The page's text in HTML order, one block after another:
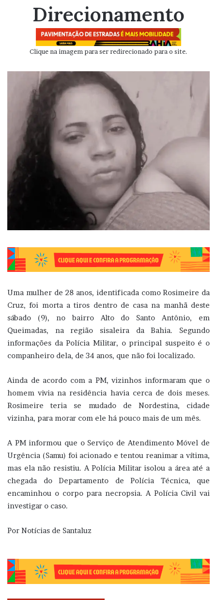
Direcionamento
Clique na imagem para ser redirecionado para o site.
Uma mulher de 28 anos, identificada como Rosimeire da
Cruz, foi morta a tiros dentro de casa na manhã deste
sábado (9), no bairro Alto do Santo Antônio, em
Queimadas, na região sisaleira da Bahia. Segundo
informações da Polícia Militar, o principal suspeito é o
companheiro dela, de 34 anos, que não foi localizado.
Ainda de acordo com a PM, vizinhos informaram que o
homem vivia na residência havia cerca de dois meses.
Rosimeire teria se mudado de Nordestina, cidade
vizinha, para morar com ele há pouco mais de um mês.
A PM informou que o Serviço de Atendimento Móvel de
Urgência (Samu) foi acionado e tentou reanimar a vítima,
mas ela não resistiu. A Polícia Militar isolou a área até a
chegada do Departamento de Polícia Técnica, que
encaminhou o corpo para necropsia. A Polícia Civil vai
investigar o caso.
Por Notícias de Santaluz